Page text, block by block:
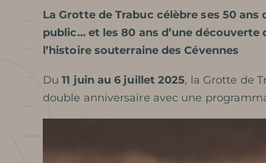
La Grotte de Trabuc célèbre ses 50 ans
public… et les 80 ans d’une découverte
l’histoire souterraine des Cévennes
Du11 juin au 6 juillet 2025, la Grotte de
double anniversaire avec une